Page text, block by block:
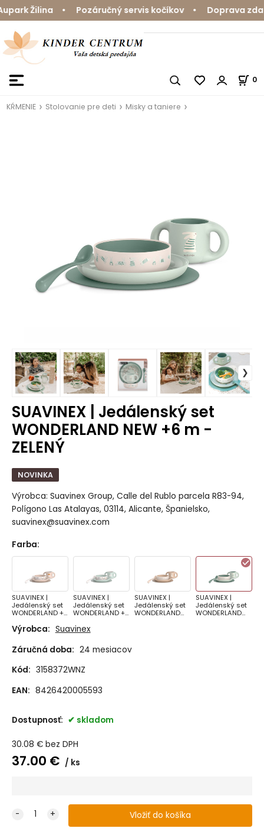
Žilina • Pozáručný servis kočíkov • Doprava
0
KŔMENIE Stolovanie pre deti Misky a taniere
SUAVINEX | Jedálenský set
WONDERLAND NEW +6 m -
ZELENÝ
NOVINKA
Výrobca: Suavinex Group, Calle del Rublo parcela R83-94,
Polígono Las Atalayas, 03114, Alicante, Španielsko,
suavinex@suavinex.com
Farba:
SUAVINEX |
Jedálenský set
WONDERLAND +6
SUAVINEX |
Jedálenský set
WONDERLAND +6
SUAVINEX |
Jedálenský set
WONDERLAND
SUAVINEX |
Jedálenský set
WONDERLAND
Výrobca: Suavinex
Záručná doba: 24 mesiacov
Kód: 3158372WNZ
EAN: 8426420005593
Dostupnosť: skladom
30.08 € bez DPH
37.00 € ks